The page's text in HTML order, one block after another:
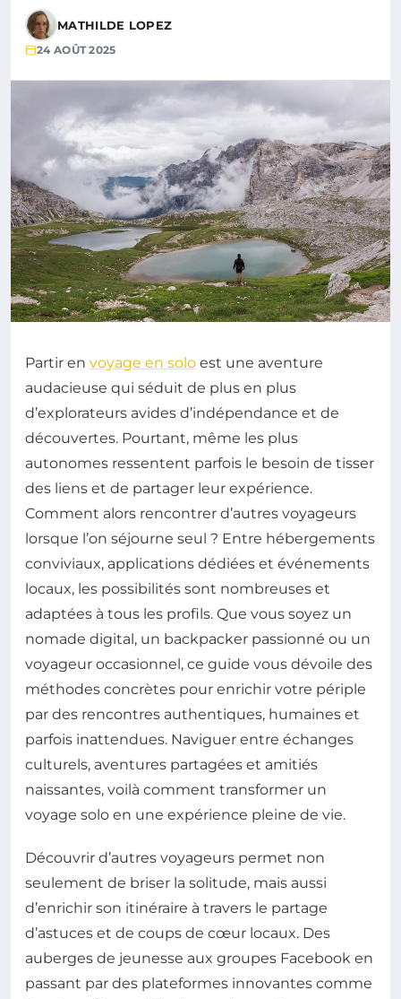
MATHILDE LOPEZ
24 AOÛT 2025
Partir en voyage en solo est une aventure
audacieuse qui séduit de plus en plus
d’explorateurs avides d’indépendance et de
découvertes. Pourtant, même les plus
autonomes ressentent parfois le besoin de tisser
des liens et de partager leur expérience.
Comment alors rencontrer d’autres voyageurs
lorsque l’on séjourne seul ? Entre hébergements
conviviaux, applications dédiées et événements
locaux, les possibilités sont nombreuses et
adaptées à tous les profils. Que vous soyez un
nomade digital, un backpacker passionné ou un
voyageur occasionnel, ce guide vous dévoile des
méthodes concrètes pour enrichir votre périple
par des rencontres authentiques, humaines et
parfois inattendues. Naviguer entre échanges
culturels, aventures partagées et amitiés
naissantes, voilà comment transformer un
voyage solo en une expérience pleine de vie.
Découvrir d’autres voyageurs permet non
seulement de briser la solitude, mais aussi
d’enrichir son itinéraire à travers le partage
d’astuces et de coups de cœur locaux. Des
auberges de jeunesse aux groupes Facebook en
passant par des plateformes innovantes comme